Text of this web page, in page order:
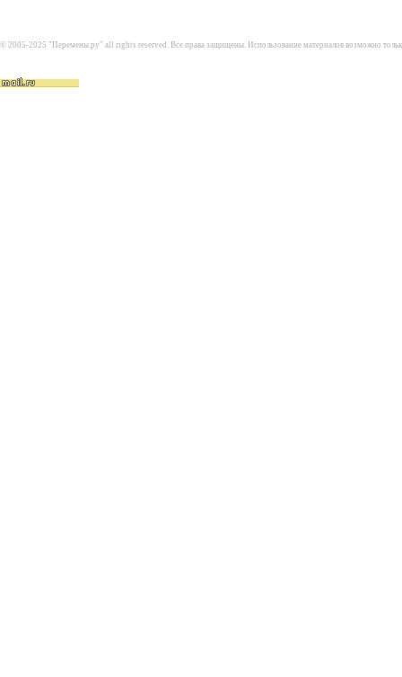
© 2005-2025 "Перемены.ру" all rights reserved. Все права защищены. Использование материалов возможно